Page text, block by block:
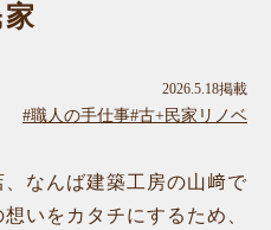
家
2026.5.18掲載
#職人の手仕事#古+民家リノベ
なんば建築工房の山﨑で
いをカタチにするため、